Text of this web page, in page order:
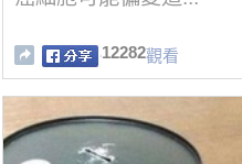
12282觀看